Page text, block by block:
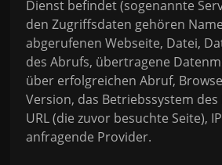
Dienst befindet (sogenannte
den Zugriffsdaten gehören
abgerufenen Webseite, Datei,
des Abrufs, übertragene
über erfolgreichen Abruf,
Version, das Betriebssystem
URL (die zuvor besuchte Seite),
anfragende Provider.